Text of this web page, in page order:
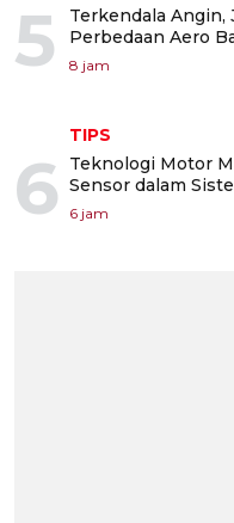
5
Terkendala Angin,
Perbedaan Aero
8 jam
6
TIPS
Teknologi Motor
Sensor dalam
6 jam